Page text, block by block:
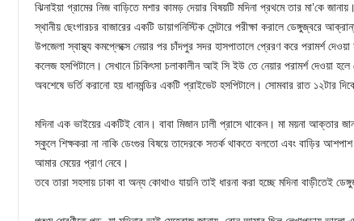
ঝিনাইয়া গ্রামের নিজ বাড়িতে মশার কামড় দেয়ার বিষয়টি মদিনা প্রথমে তার মা’কে
স্থানীয় ছেংগারচর বাজারের একটি ডায়াগনিস্টিক সেন্টারে পরীক্ষা করালে ডেঙ্গুজ্বরে
উপজেলা স্বাস্থ্য কমপ্লেক্সে নেয়ার পর চাঁদপুর সদর হাসপাতালে প্রেরণ করে পরামর্শ
কলেজ হসপিটালে। সেখানে চিকিৎসা চলাকালীন আই সি ইউ তে নেয়ার পরামর্শ দেওয়া হলে
অবশেষে ভর্তি করানো হয় ধানমন্ডির একটি প্রাইভেট হসপিটালে। সোমবার রাত ১২টার
মদিনা এক ভাইয়ের একটিই বোন। বাবা মিজান ঢালী প্রাসে থাকেন। মা ময়না আক্তার
স্কুলে শিক্ষকরা না নাকি ডেংগুর বিষয়ে তাদেরকে সতর্ক থাকতে বলতো এবং বাড়ির
আমার মেয়ের প্রাণ নেবে।
তবে তারা সহসায় ঢাকা বা অন্য কোথাও যায়নি তাই ধারনা করা হচ্ছে মদিনা বাড়ীতেই